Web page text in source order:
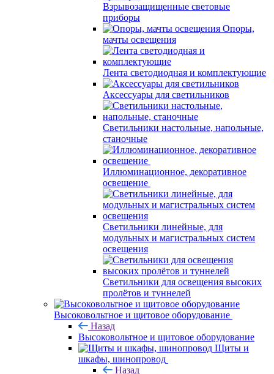
Взрывозащищенные световые
приборы
Опоры,
мачты освещения
Лента светодиодная и комплектующие
Аксессуары для светильников
Светильники настольные, напольные,
станочные
Иллюминационное, декоративное
освещение
Светильники линейные, для
модульных и магистральных систем
освещения
Светильники для освещения высоких
пролётов и туннелей
Высоковольтное и щитовое оборудование
Назад
Высоковольтное и щитовое оборудование
Щиты и
шкафы, шинопровод
Назад